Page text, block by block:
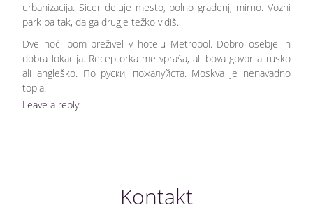
urbanizacija. Sicer deluje mesto, polno gradenj, mirno. Vozni
park pa tak, da ga drugje težko vidiš.
Dve noči bom preživel v hotelu Metropol. Dobro osebje in
dobra lokacija. Receptorka me vpraša, ali bova govorila rusko
ali angleško. По руски, пожалуйста. Moskva je nenavadno
topla.
Leave a reply
Kontakt